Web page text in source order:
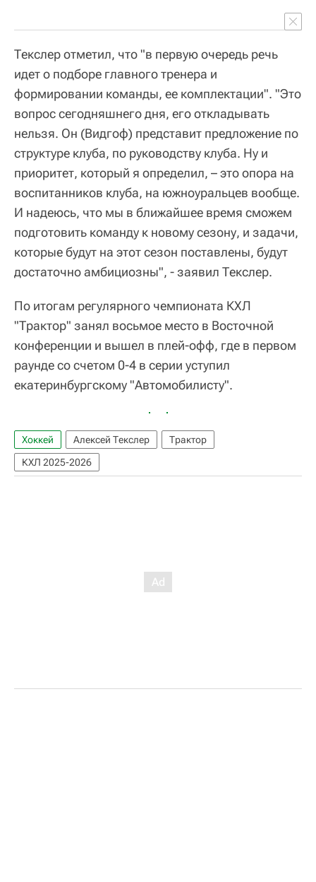
Текслер отметил, что "в первую очередь речь
идет о подборе главного тренера и
формировании команды, ее комплектации". "Это
вопрос сегодняшнего дня, его откладывать
нельзя. Он (Видгоф) представит предложение по
структуре клуба, по руководству клуба. Ну и
приоритет, который я определил, – это опора на
воспитанников клуба, на южноуральцев вообще.
И надеюсь, что мы в ближайшее время сможем
подготовить команду к новому сезону, и задачи,
которые будут на этот сезон поставлены, будут
достаточно амбициозны", - заявил Текслер.
По итогам регулярного чемпионата КХЛ
"Трактор" занял восьмое место в Восточной
конференции и вышел в плей-офф, где в первом
раунде со счетом 0-4 в серии уступил
екатеринбургскому "Автомобилисту".
Хоккей Алексей Текслер
Трактор
КХЛ 2025-2026